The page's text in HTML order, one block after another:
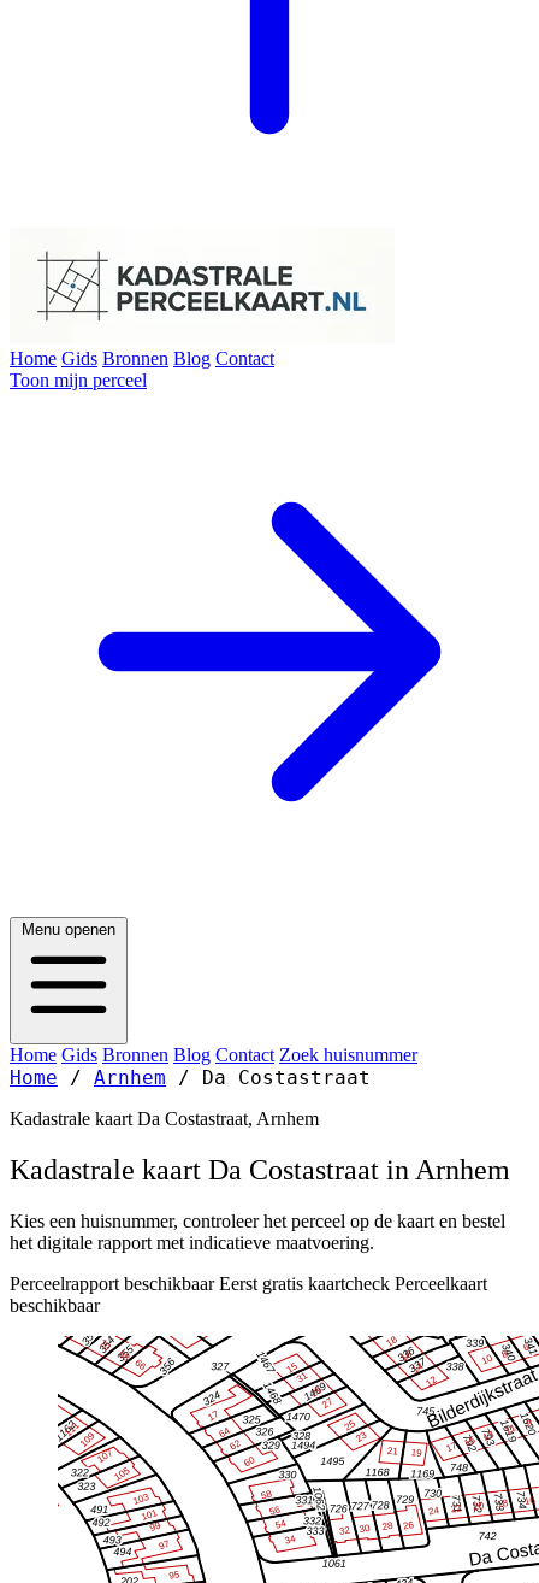
Home Gids Bronnen Blog Contact
Toon mijn perceel
Menu openen
Home Gids Bronnen Blog Contact Zoek huisnummer
Home / Arnhem / Da Costastraat
Kadastrale kaart Da Costastraat, Arnhem
Kadastrale kaart Da Costastraat in Arnhem
Kies een huisnummer, controleer het perceel op de kaart en bestel
het digitale rapport met indicatieve maatvoering.
Perceelrapport beschikbaar Eerst gratis kaartcheck Perceelkaart
beschikbaar